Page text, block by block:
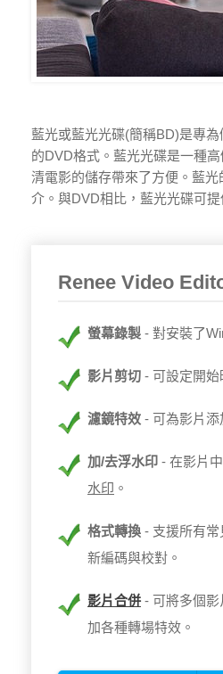
藍光或藍光光碟(簡稱BD)是專
的DVD格式。藍光光碟是一種
清電影的儲存帶來了方便。藍
介。與DVD相比，藍光光碟可
Renee Video
螢幕錄製 對安裝了
影片剪切 可設定開始
濾鏡特效 可為影片添
加/去浮水印 在影片
水印 。
格式轉換
支援所有
新編碼與校對。
影片合併
可將多個
加各種轉場特效。